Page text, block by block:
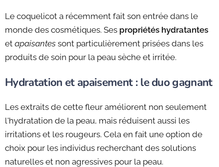
Le coquelicot a récemment fait son entrée dans le
monde des cosmétiques. Ses propriétés hydratantes
et apaisantes sont particulièrement prisées dans les
produits de soin pour la peau sèche et irritée.
Hydratation et apaisement : le duo gagnant
Les extraits de cette fleur améliorent non seulement
l'hydratation de la peau, mais réduisent aussi les
irritations et les rougeurs. Cela en fait une option de
choix pour les individus recherchant des solutions
naturelles et non agressives pour la peau.